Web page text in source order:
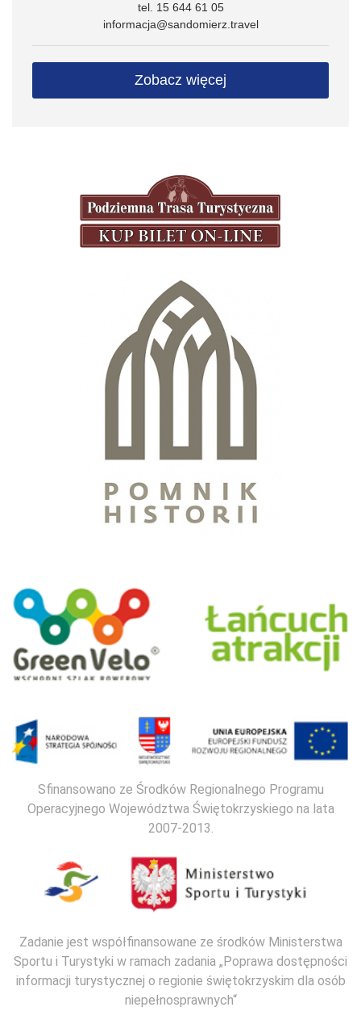
tel. 15 644 61 05
informacja@sandomierz.travel
Zobacz więcej
Sfinansowano ze Środków Regionalnego Programu
Operacyjnego Województwa Świętokrzyskiego na lata
2007-2013.
Zadanie jest współfinansowane ze środków Ministerstwa
Sportu i Turystyki w ramach zadania „Poprawa dostępności
informacji turystycznej o regionie świętokrzyskim dla osób
niepełnosprawnych“